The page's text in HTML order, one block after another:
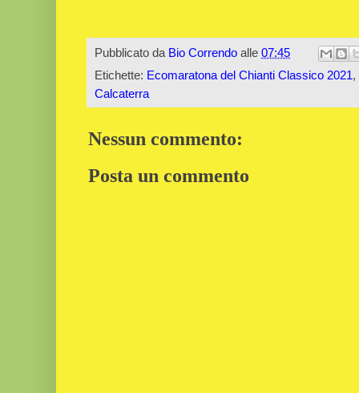
Pubblicato da Bio Correndo alle 07:45
Etichette: Ecomaratona del Chianti Classico 2021,
Calcaterra
Nessun commento:
Posta un commento